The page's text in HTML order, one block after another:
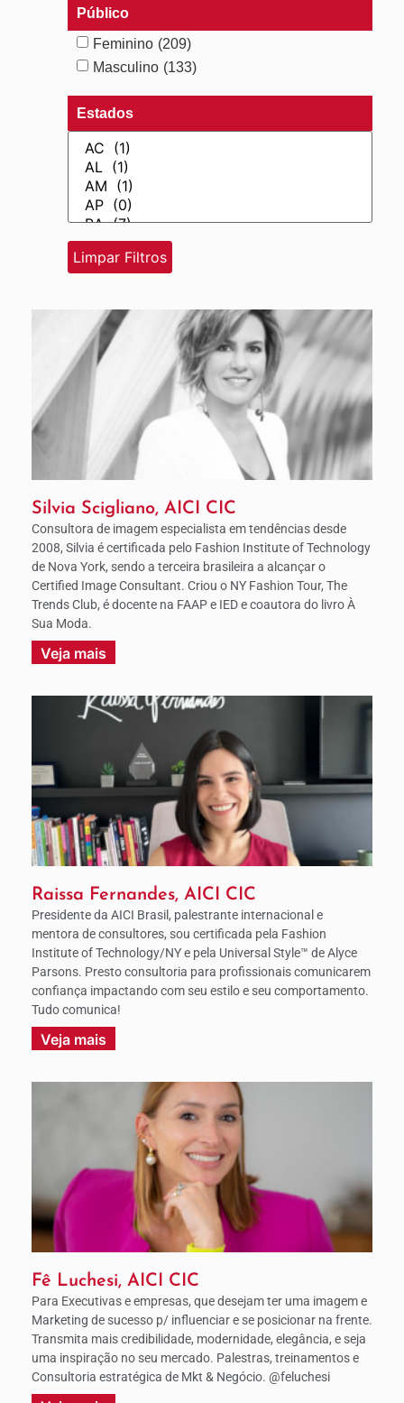
Público
Feminino (209)
Masculino (133)
Estados
Silvia Scigliano, AICI CIC
Consultora de imagem especialista em tendências desde
2008, Silvia é certificada pelo Fashion Institute of Technology
de Nova York, sendo a terceira brasileira a alcançar o
Certified Image Consultant. Criou o NY Fashion Tour, The
Trends Club, é docente na FAAP e IED e coautora do livro À
Sua Moda.
Veja mais
Raissa Fernandes, AICI CIC
Presidente da AICI Brasil, palestrante internacional e
mentora de consultores, sou certificada pela Fashion
Institute of Technology/NY e pela Universal Style™ de Alyce
Parsons. Presto consultoria para profissionais comunicarem
confiança impactando com seu estilo e seu comportamento.
Tudo comunica!
Veja mais
Fê Luchesi, AICI CIC
Para Executivas e empresas, que desejam ter uma imagem e
Marketing de sucesso p/ influenciar e se posicionar na frente.
Transmita mais credibilidade, modernidade, elegância, e seja
uma inspiração no seu mercado. Palestras, treinamentos e
Consultoria estratégica de Mkt & Negócio. @feluchesi